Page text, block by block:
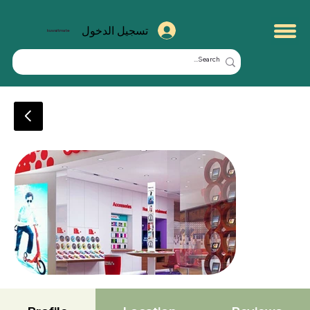
kuwaitmate تسجيل الدخول